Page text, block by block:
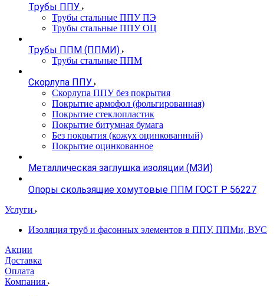
Трубы ППУ
Трубы стальные ППУ ПЭ
Трубы стальные ППУ ОЦ
Трубы ППМ (ППМИ)
Трубы стальные ППМ
Скорлупа ППУ
Скорлупа ППУ без покрытия
Покрытие армофол (фольгированная)
Покрытие стеклопластик
Покрытие битумная бумага
Без покрытия (кожух оцинкованный)
Покрытие оцинкованное
Металлическая заглушка изоляции (МЗИ)
Опоры скользящие хомутовые ППМ ГОСТ Р 56227
Услуги
Изоляция труб и фасонных элементов в ППУ, ППМи, ВУС
Акции
Доставка
Оплата
Компания